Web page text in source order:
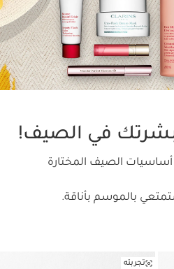
في الصيف!
الصيف المختارة
بالموسم بأناقة.
تجربته